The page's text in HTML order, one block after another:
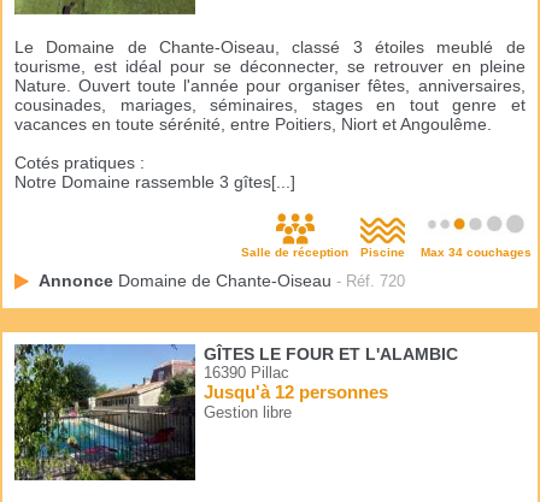
Le Domaine de Chante-Oiseau, classé 3 étoiles meublé de
tourisme, est idéal pour se déconnecter, se retrouver en pleine
Nature. Ouvert toute l'année pour organiser fêtes, anniversaires,
cousinades, mariages, séminaires, stages en tout genre et
vacances en toute sérénité, entre Poitiers, Niort et Angoulême.
Cotés pratiques :
Notre Domaine rassemble 3 gîtes[...]
Salle de réception Piscine Max 34 couchages
Annonce Domaine de Chante-Oiseau - Réf. 720
GÎTES LE FOUR ET L'ALAMBIC
16390 Pillac
Jusqu'à 12 personnes
Gestion libre